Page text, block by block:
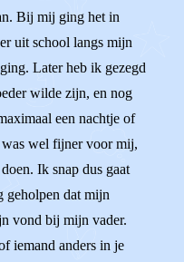
Bij mij ging het in
uit school langs mijn
Later heb ik gezegd
wilde zijn, en nog
een nachtje of
wel fijner voor mij,
Ik snap dus gaat
geholpen dat mijn
vond bij mijn vader.
iemand anders in je